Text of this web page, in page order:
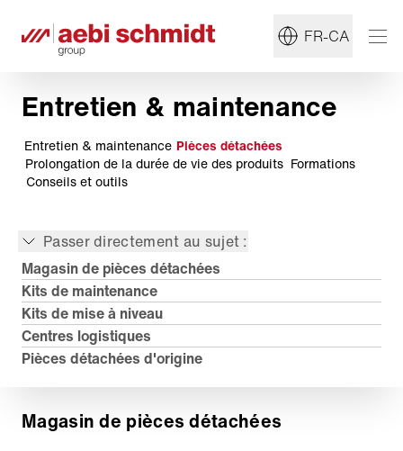
FR-CA
Entretien & maintenance
Entretien & maintenance Pièces détachées
Prolongation de la durée de vie des produits Formations
Conseils et outils
Passer directement au sujet :
Magasin de pièces détachées
Kits de maintenance
Kits de mise à niveau
Centres logistiques
Pièces détachées d'origine
Magasin de pièces détachées